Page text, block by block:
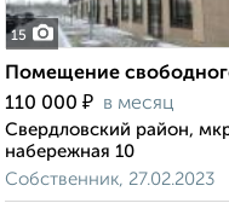
15
Помещение
110 000 ₽ в месяц
Свердловский район,
набережная 10
Собственник, 27.02.2023